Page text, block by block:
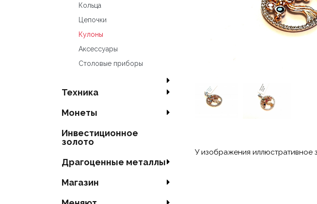
Кольца
Цепочки
Кулоны
Аксесcуары
Столовые приборы
Техника
Mонеты
Инвестиционное
золото
Драгоценные металлы
Магазин
У изображения иллюстративное